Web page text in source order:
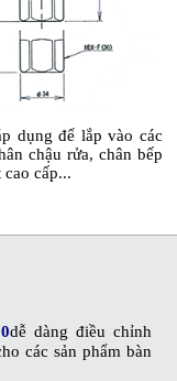
dụng để lắp vào các
chậu rửa, chân bếp
cấp...
dễ dàng điều chỉnh
các sản phẩm bàn